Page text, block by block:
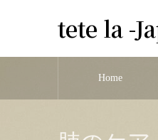
tete la -
Home